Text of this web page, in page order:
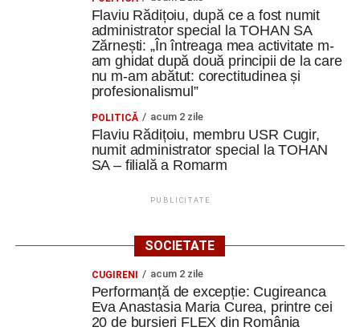
Flaviu Rădițoiu, după ce a fost numit
administrator special la TOHAN SA
Zărnești: „În întreaga mea activitate m-
am ghidat după două principii de la care
nu m-am abătut: corectitudinea și
profesionalismul”
POLITICĂ acum 2 zile
Flaviu Rădițoiu, membru USR Cugir,
numit administrator special la TOHAN
SA – filială a Romarm
PUBLICITATE
SOCIETATE
CUGIRENI acum 2 zile
Performanță de excepție: Cugireanca
Eva Anastasia Maria Curea, printre cei
20 de bursieri FLEX din România